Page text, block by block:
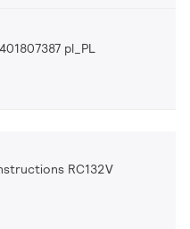
pl_PL
RC132V